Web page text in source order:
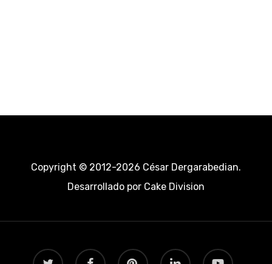
Copyright © 2012-2026 César Dergarabedian.
Desarrollado porCake Division
twitter facebook pinterest linkedin youtube